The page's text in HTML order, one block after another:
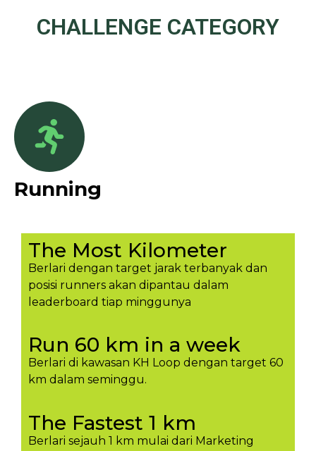
CHALLENGE CATEGORY
Running
The Most Kilometer
Berlari dengan target jarak terbanyak dan
posisi runners akan dipantau dalam
leaderboard tiap minggunya​
Run 60 km in a week
Berlari di kawasan KH Loop dengan target 60
km dalam seminggu.​
The Fastest 1 km
Berlari sejauh 1 km mulai dari Marketing